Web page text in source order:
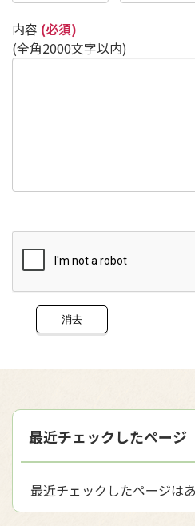
内容 (必須)
(全角2000文字以内)
最近チェックしたページ
最近チェックしたページは